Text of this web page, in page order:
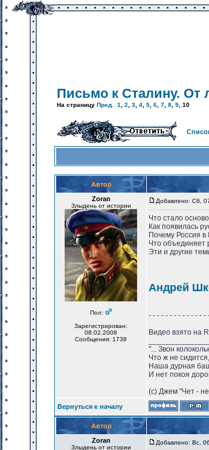
Письмо к Сталину. От
На страницу Пред. 1 2 3 4 5 6 7 8 9 10
Автор
Zoran
Злыдень от истории
Пол:
Зарегистрирован:
08.02.2008
Сообщения: 1738
Добавлено: Сб,
Что стало
Как появилась
Почему Россия
Что объединяет
Эти и другие
Андрей
- - - - - - - - - - - - - -
Видео взято на
"... Звон
Что ж не
Наша дурная
И нет покоя
(с) Джем "Чет -
Вернуться к началу
Автор
Zoran
Злыдень от истории
Добавлено: Вс,